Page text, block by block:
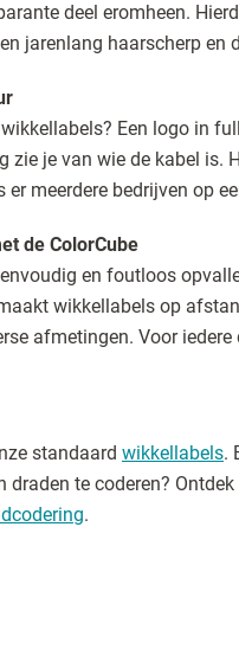
deel eromheen.
jarenlang haarscherp en
Een logo in
zie je van wie de kabel is.
meerdere bedrijven op
de ColorCube
en foutloos
wikkellabels op
afmetingen. Voor iedere
standaard wikkellabels.
te coderen?
.